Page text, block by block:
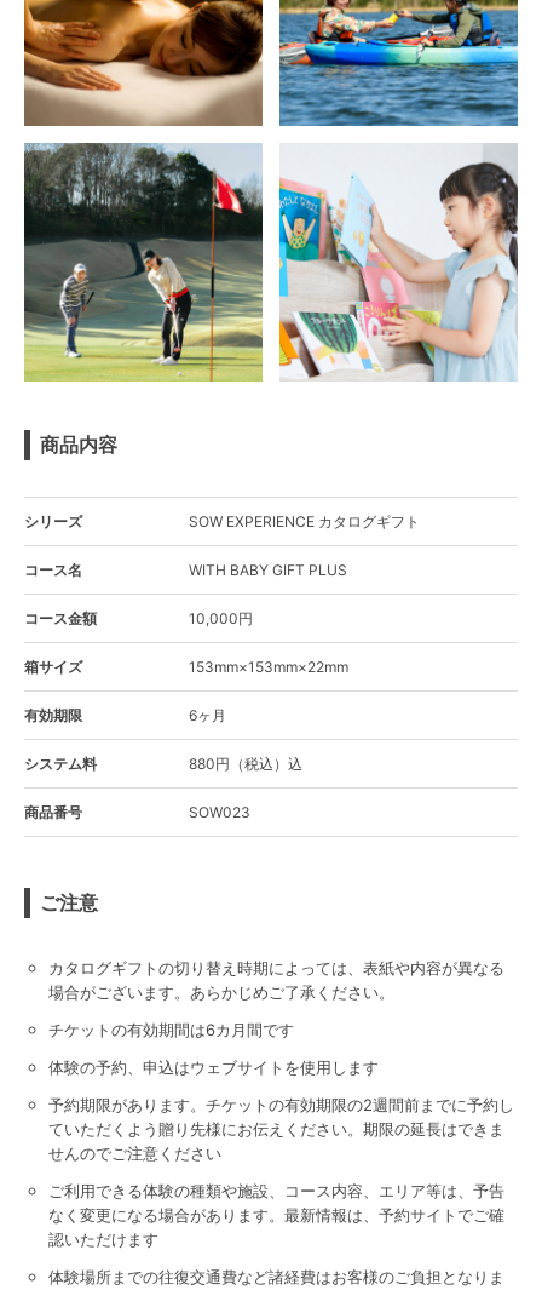
商品内容
シリーズ SOW EXPERIENCE カタログギフト
コース名 WITH BABY GIFT PLUS
コース金額 10,000円
箱サイズ 153mm×153mm×22mm
有効期限 6ヶ月
システム料 880円（税込）込
商品番号 SOW023
ご注意
カタログギフトの切り替え時期によっては、表紙や内容が異なる
場合がございます。あらかじめご了承ください。
チケットの有効期間は6カ月間です
体験の予約、申込はウェブサイトを使用します
予約期限があります。チケットの有効期限の2週間前までに予約し
ていただくよう贈り先様にお伝えください。期限の延長はできま
せんのでご注意ください
ご利用できる体験の種類や施設、コース内容、エリア等は、予告
なく変更になる場合があります。最新情報は、予約サイトでご確
認いただけます
体験場所までの往復交通費など諸経費はお客様のご負担となりま